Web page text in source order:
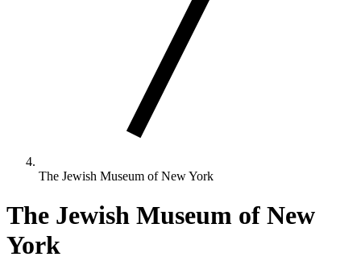
The Jewish Museum of New York
The Jewish Museum of New
York